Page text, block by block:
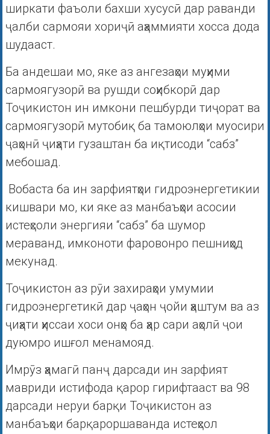
ширкати фаъоли бахши хусусӣ дар раванди
ҷалби сармояи хориҷӣ аҳаммияти хосса дода
шудааст.
Ба андешаи мо, яке аз ангезаҳои муҳими
сармоягузорӣ ва рушди соҳибкорӣ дар
Тоҷикистон ин имкони пешбурди тиҷорат ва
сармоягузорӣ мутобиқ ба тамоюлҳои муосири
ҷаҳонӣ ҷиҳати гузаштан ба иқтисоди “сабз”
мебошад.
Вобаста ба ин зарфиятҳои гидроэнергетикии
кишвари мо, ки яке аз манбаъҳои асосии
истеҳсоли энергияи “сабз” ба шумор
мераванд, имконоти фаровонро пешниҳод
мекунад.
Тоҷикистон аз рӯи захираҳои умумии
гидроэнергетикӣ дар ҷаҳон ҷойи ҳаштум ва аз
ҷиҳати ҳиссаи хоси онҳо ба ҳар сари аҳолӣ ҷои
дуюмро ишғол менамояд.
Имрӯз ҳамагӣ панҷ дарсади ин зарфият
мавриди истифода қарор гирифтааст ва 98
дарсади неруи барқи Тоҷикистон аз
манбаъҳои барқароршаванда истеҳсол